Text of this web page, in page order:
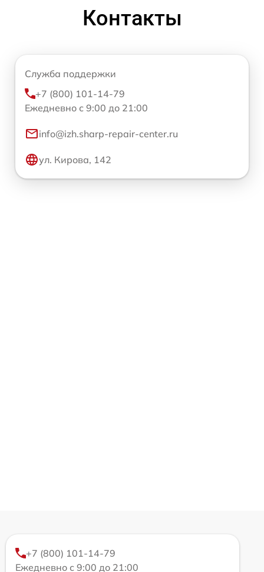
Контакты
Служба поддержки
+7 (800) 101-14-79
Ежедневно с 9:00 до 21:00
info@izh.sharp-repair-center.ru
ул. Кирова, 142
+7 (800) 101-14-79
Ежедневно с 9:00 до 21:00